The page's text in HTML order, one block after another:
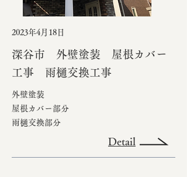
2023年4月18日
深谷市 外壁塗装
屋根カバー
工事 雨樋交換工事
外壁塗装
屋根カバー部分
​雨樋交換部分
Detail